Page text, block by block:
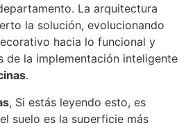
La arquitectura
la solución, evolucionando
hacia lo funcional y
de la implementación inteligente
.
, Si estás leyendo esto, es
suelo es la superficie más